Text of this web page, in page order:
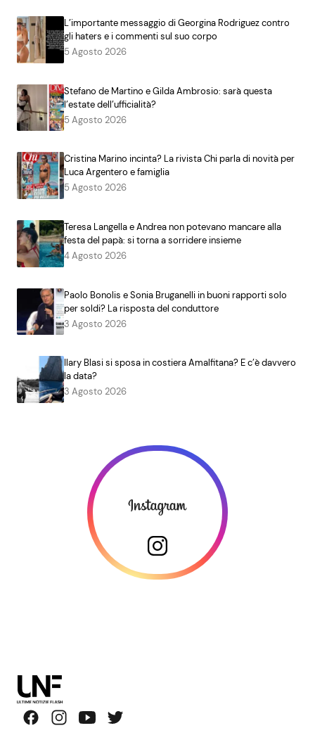
L’importante messaggio di Georgina Rodriguez contro
gli haters e i commenti sul suo corpo
5 Agosto 2026
Stefano de Martino e Gilda Ambrosio: sarà questa
l’estate dell’ufficialità?
5 Agosto 2026
Cristina Marino incinta? La rivista Chi parla di novità per
Luca Argentero e famiglia
5 Agosto 2026
Teresa Langella e Andrea non potevano mancare alla
festa del papà: si torna a sorridere insieme
4 Agosto 2026
Paolo Bonolis e Sonia Bruganelli in buoni rapporti solo
per soldi? La risposta del conduttore
3 Agosto 2026
Ilary Blasi si sposa in costiera Amalfitana? E c’è davvero
la data?
3 Agosto 2026